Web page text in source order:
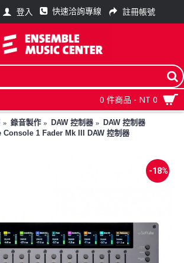
登入 快速洽詢專線 註冊帳號
0 件商品 - NT 0
錄音製作 DAW 控制器
DAW 控制器
Console 1 Fader Mk III DAW 控制器
-18%